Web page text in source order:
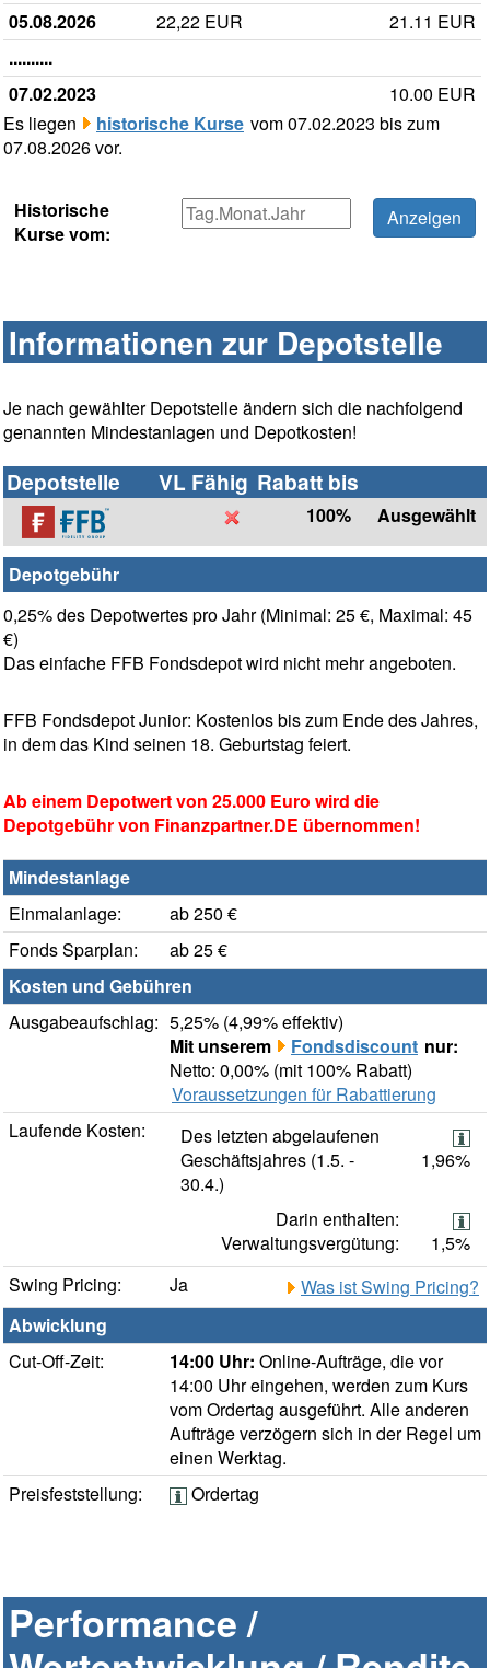
05.08.2026
22,22 EUR
21.11 EUR
..........
07.02.2023
10.00 EUR
Es liegen
historische Kurse vom 07.02.2023 bis zum
07.08.2026 vor.
Historische
Kurse vom:
Informationen zur Depotstelle
Je nach gewählter Depotstelle ändern sich die nachfolgend
genannten Mindestanlagen und Depotkosten!
Depotstelle VL Fähig Rabatt bis
100% Ausgewählt
Depotgebühr
0,25% des Depotwertes pro Jahr (Minimal: 25 €, Maximal: 45
€)
Das einfache FFB Fondsdepot wird nicht mehr angeboten.
FFB Fondsdepot Junior: Kostenlos bis zum Ende des Jahres,
in dem das Kind seinen 18. Geburtstag feiert.
Ab einem Depotwert von 25.000 Euro wird die
Depotgebühr von Finanzpartner.DE übernommen!
Mindestanlage
Einmalanlage:
ab 250 €
Fonds Sparplan:
ab 25 €
Kosten und Gebühren
Ausgabeaufschlag: 5,25% (4,99% effektiv)
Mit unserem
Fondsdiscount nur:
Netto: 0,00% (mit 100% Rabatt)
Voraussetzungen für Rabattierung
Laufende Kosten:
Des letzten abgelaufenen
Geschäftsjahres (1.5. -
30.4.)
1,96%
Darin enthalten:
Verwaltungsvergütung:
1,5%
Swing Pricing:
Ja
Was ist Swing Pricing?
Abwicklung
Cut-Off-Zeit:
14:00 Uhr: Online-Aufträge, die vor
14:00 Uhr eingehen, werden zum Kurs
vom Ordertag ausgeführt. Alle anderen
Aufträge verzögern sich in der Regel um
einen Werktag.
Preisfeststellung:
Ordertag
Performance /